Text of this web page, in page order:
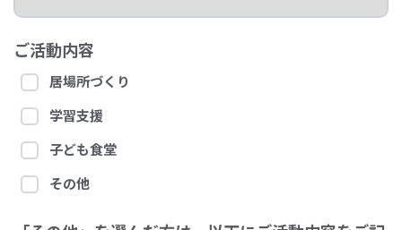
ご活動内容
居場所づくり
学習支援
子ども食堂
その他